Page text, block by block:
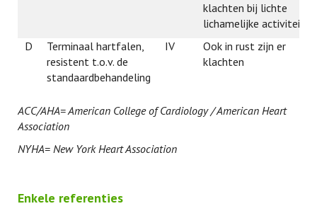
klachten bij lichte
lichamelijke activiteit
D
Terminaal hartfalen,
resistent t.o.v. de
standaardbehandeling
IV
Ook in rust zijn er
klachten
ACC/AHA= American College of Cardiology / American Heart
Association
NYHA= New York Heart Association
Enkele referenties